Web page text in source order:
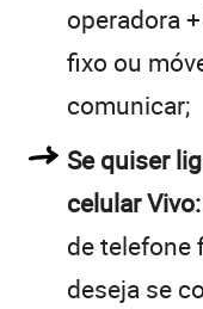
operadora
fixo ou
comunicar;
Se quiser
celular Vivo:
de telefone
deseja se